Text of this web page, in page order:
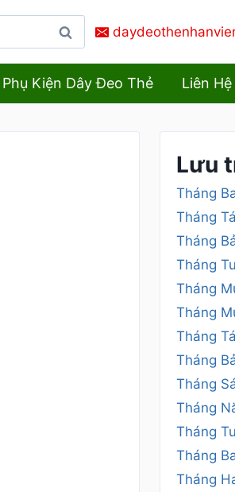
Tìm
kiếm
Phụ Kiện Dây Đeo Thẻ Liên Hệ
Lưu
Tháng
Tháng
Tháng
Tháng
Tháng
Tháng
Tháng
Tháng
Tháng
Tháng
Tháng
Tháng
Tháng